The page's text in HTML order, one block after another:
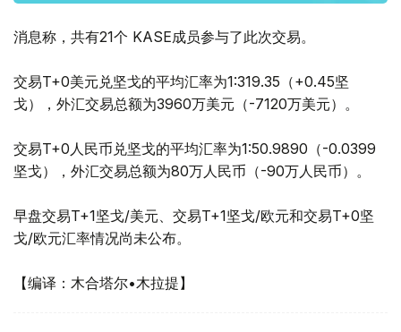
消息称，共有21个 KASE成员参与了此次交易。
交易T+0美元兑坚戈的平均汇率为1:319.35（+0.45坚
戈），外汇交易总额为3960万美元（-7120万美元）。
交易T+0人民币兑坚戈的平均汇率为1:50.9890（-0.0399
坚戈），外汇交易总额为80万人民币（-90万人民币）。
早盘交易T+1坚戈/美元、交易T+1坚戈/欧元和交易T+0坚
戈/欧元汇率情况尚未公布。
【编译：木合塔尔•木拉提】